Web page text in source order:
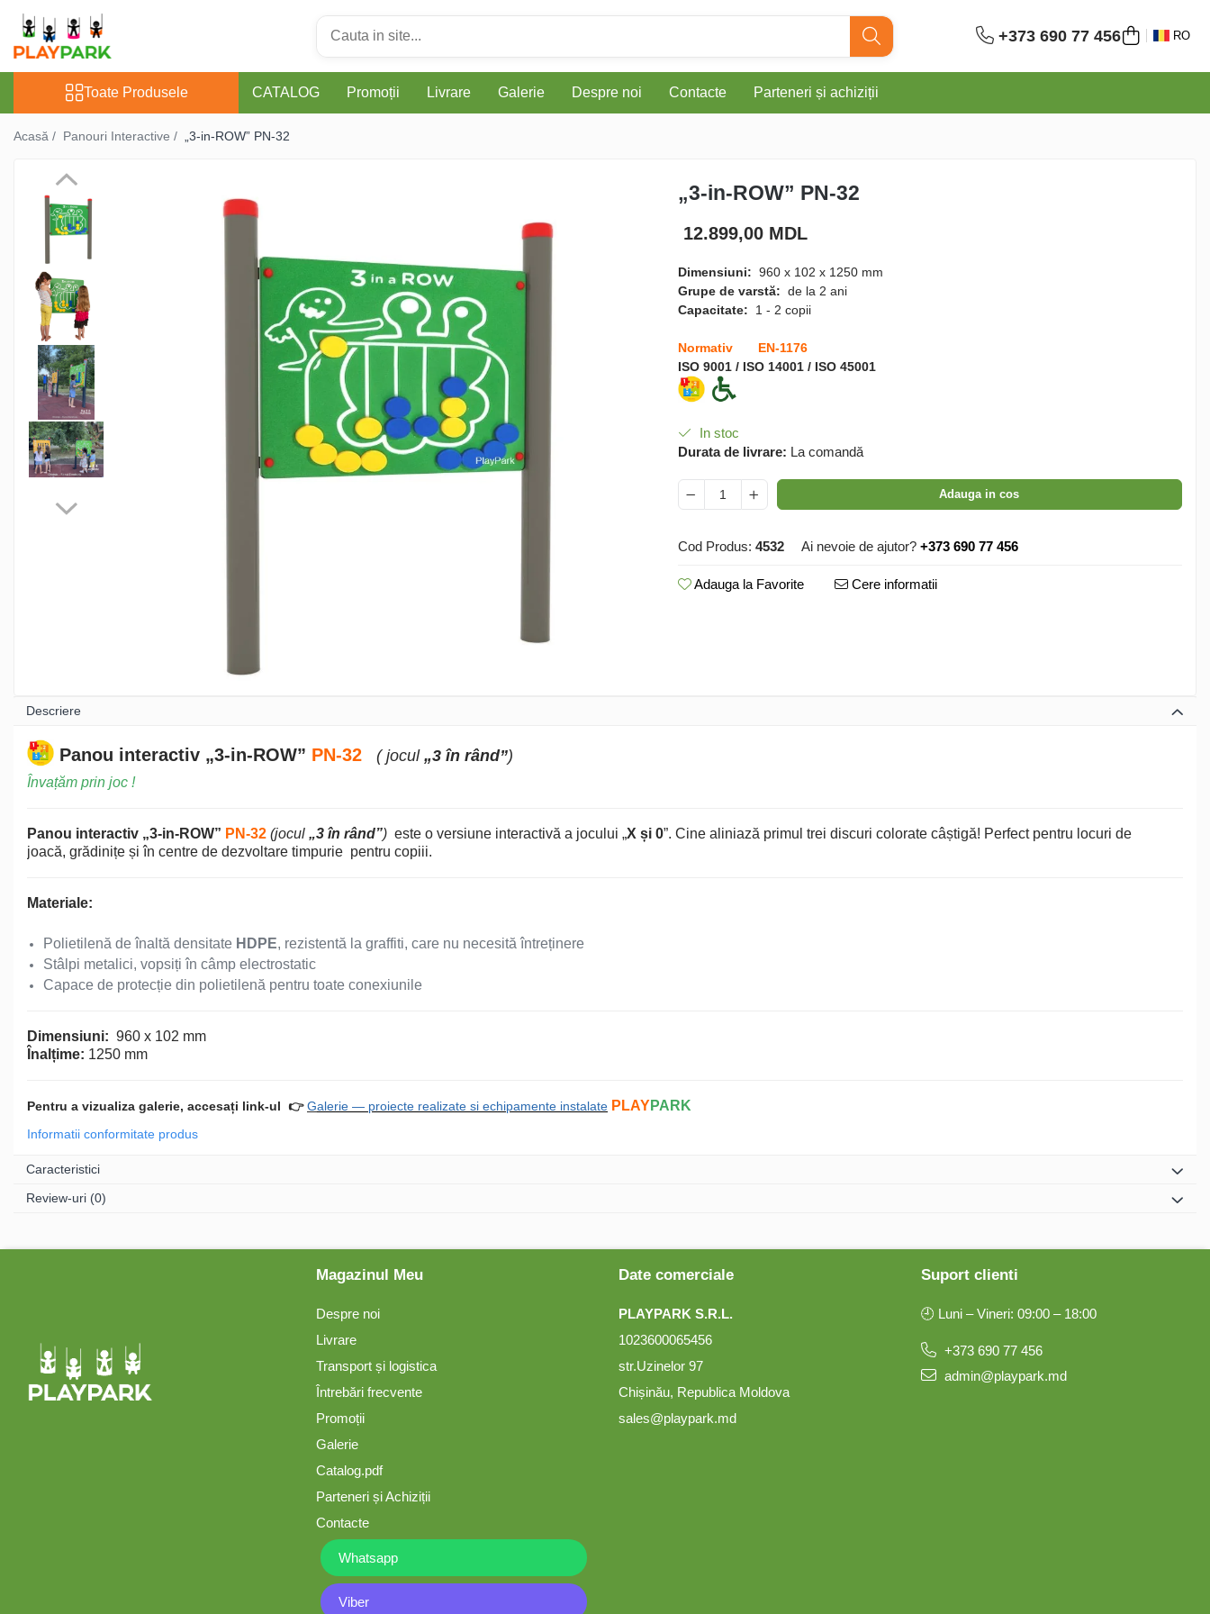
Toate Produsele
Complexe de Joacă
MultiPlay
WOOD (pentru casă și
grădină)
Complexe de joacă Interior
Sport - Fitness
Pentru terenuri sportive
Pentru săli de sport
Leagăne de exterior pentru
Figurine pe arc
Carusele
Nisipiere pentru copii
Căsuțe de joacă
Mese și bănci pentru copii
Gardulețe
+373 690 77 456 RO
Toate Produsele CATALOG Promoții Livrare Galerie Despre noi Contacte Parteneri și achiziții
Acasă / Panouri Interactive / „3-in-ROW” PN-32
„3-in-ROW” PN-32
12.899,00 MDL
Dimensiuni: 960 х 102 x 1250 mm
Grupe de varstă: de la 2 ani
Capacitate: 1 - 2 copii
Normativ EN-1176
ISO 9001 / ISO 14001 / ISO 45001
In stoc
Durata de livrare: La comandă
Adauga in cos
Cod Produs: 4532 Ai nevoie de ajutor? +373 690 77 456
Adauga la Favorite Cere informatii
Descriere
Panou interactiv „3-in-ROW” PN-32 ( jocul „3 în rând”)
Învațăm prin joc !
Panou interactiv „3-in-ROW” PN-32 (jocul „3 în rând”) este o versiune interactivă a jocului „X și 0”. Cine aliniază primul trei discuri colorate câștigă! Perfect pentru locuri de
joacă, grădinițe și în centre de dezvoltare timpurie pentru copiii.
Materiale:
Polietilenă de înaltă densitate HDPE, rezistentă la graffiti, care nu necesită întreținere
Stâlpi metalici, vopsiți în câmp electrostatic
Capace de protecție din polietilenă pentru toate conexiunile
Dimensiuni: 960 х 102 mm
Înalțime: 1250 mm
Pentru a vizualiza galerie, accesați link-ul 👉 Galerie — proiecte realizate si echipamente instalate PLAYPARK
Informatii conformitate produs
Caracteristici
Review-uri (0)
Magazinul Meu
Despre noi
Livrare
Transport și logistica
Întrebări frecvente
Promoții
Galerie
Catalog.pdf
Parteneri și Achiziții
Contacte
Whatsapp
Viber
Date comerciale
PLAYPARK S.R.L.
1023600065456
str.Uzinelor 97
Chișinău, Republica Moldova
sales@playpark.md
Suport clienti
🕘 Luni – Vineri: 09:00 – 18:00
+373 690 77 456
admin@playpark.md